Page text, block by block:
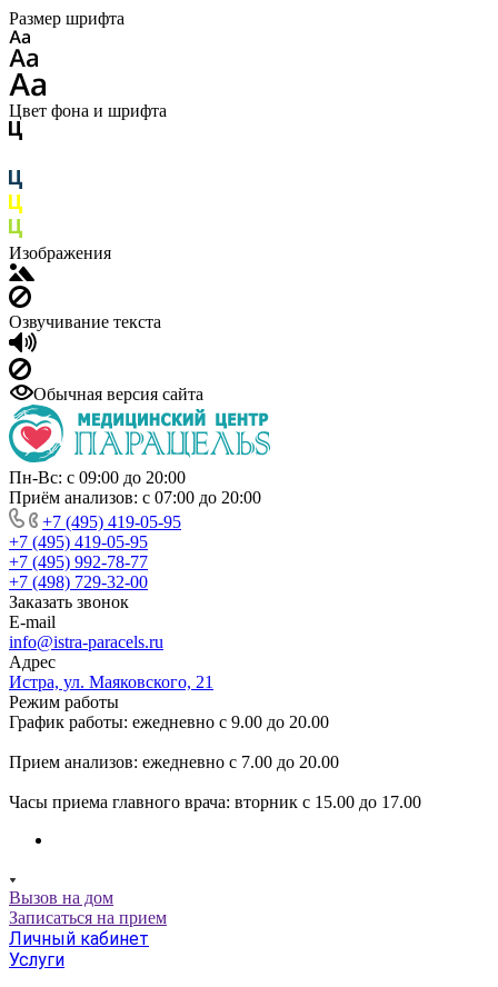
Размер шрифта
Цвет фона и шрифта
Изображения
Озвучивание текста
Обычная версия сайта
Пн-Вс: с 09:00 до 20:00
Приём анализов: с 07:00 до 20:00
+7 (495) 419-05-95
+7 (495) 419-05-95
+7 (495) 992-78-77
+7 (498) 729-32-00
Заказать звонок
E-mail
info@istra-paracels.ru
Адрес
Истра, ул. Маяковского, 21
Режим работы
График работы: ежедневно с 9.00 до 20.00
Прием анализов: ежедневно с 7.00 до 20.00
Часы приема главного врача: вторник с 15.00 до 17.00
Вызов на дом
Записаться на прием
Личный кабинет
Услуги